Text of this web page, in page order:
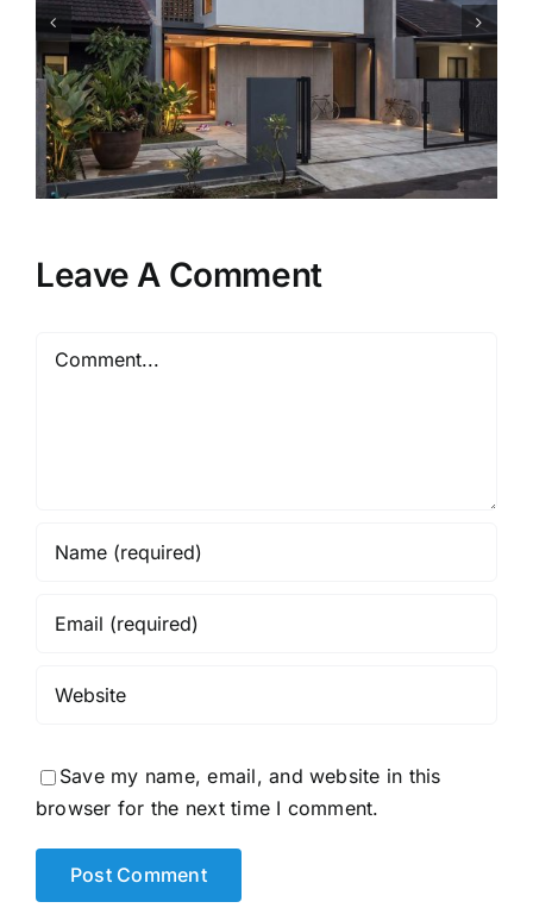
Mengapa Rumah Model
Minimalis Tetap Menjadi Pilihan
Favorit Keluarga?
Leave A Comment
Comment
Save my name, email, and website in this
browser for the next time I comment.